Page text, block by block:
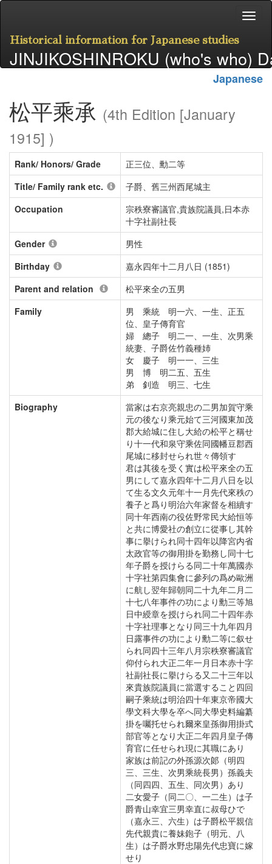
Historical information for Japanese studies
JINJIKOSHINROKU (who's who)
Japanese
松平乘承 (4th Edition [January
1915] )
Rank/ Honors/ Grade
正三位、勳二等
Title/ Family rank etc.
子爵、舊三州西尾城主
Occupation
宗秩寮審議官,貴族院議員,日本赤
十字社副社長
Gender
男性
Birthday
嘉永四年十二月八日 (1851)
Parent and relation
松平來全の五男
Family
男 乘統 明一六、一生、正五
位、皇子傳育官
婦 總子 明二一、一生、次男乘
統妻、子爵佐竹義種姉
女 慶子 明一一、三生
男 博 明二五、五生
弟 釗造 明三、七生
Biography
當家は右京亮親忠の二男加賀守乘
元の後なり乘元始て三河國東加茂
郡大給城に住し大給の松平と稱せ
り十一代和泉守乘佐同國幡豆郡西
尾城に移封せられ世々傳領す
君は其後を受く實は松平來全の五
男にして嘉永四年十二月八日を以
て生る文久元年十一月先代來秩の
養子と爲り明治六年家督を相續す
同十年西南の役佐野常民大給恒等
と共に博愛社の創立に從事し其幹
事に擧けられ同十四年以降宮内省
太政官等の御用掛を勤務し同十七
年子爵を授けらる同二十年萬國赤
十字社第四集會に參列の爲め歐洲
に航し翌年歸朝同二十九年二月二
十七八年事件の功により勳三等旭
日中綬章を授けられ同二十四年赤
十字社理事となり同三十九年四月
日露事件の功により勳二等に叙せ
られ同四十三年八月宗秩寮審議官
仰付られ大正二年一月日本赤十字
社副社長に擧けらる又二十三年以
來貴族院議員に當選すること四回
嗣子乘統は明治四十年東京帝國大
學文科大學を卒へ同大學史料編纂
掛を囑托せられ爾來皇孫御用掛式
部官等となり大正二年四月皇子傳
育官に任せられ現に其職にあり
家族は前記の外孫源次郞（明四
三、三生、次男乘統長男）孫義夫
（同四四、五生、同次男）あり
二女愛子（同二〇、一二生）は子
爵青山幸宜三男幸直に叔母ひで
（嘉永三、六生）は子爵松平親信
先代親貴に養妹鉋子（明元、八
生）は子爵水野忠陽先代忠寶に嫁
せり